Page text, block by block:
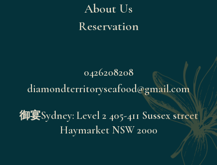
About Us
Reservation
0426208208
diamondterritoryseafood@gmail.com
御宴Sydney: Level 2 405-411 Sussex street
Haymarket NSW 2000